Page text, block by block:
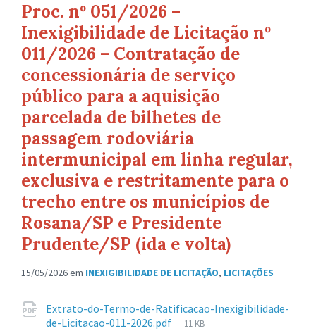
Proc. nº 051/2026 –
Inexigibilidade de Licitação nº
011/2026 – Contratação de
concessionária de serviço
público para a aquisição
parcelada de bilhetes de
passagem rodoviária
intermunicipal em linha regular,
exclusiva e restritamente para o
trecho entre os municípios de
Rosana/SP e Presidente
Prudente/SP (ida e volta)
15/05/2026em INEXIGIBILIDADE DE LICITAÇÃO, LICITAÇÕES
Anexos
Extrato-do-Termo-de-Ratificacao-Inexigibilidade-
de-Licitacao-011-2026.pdf
Tamanho
11 KB